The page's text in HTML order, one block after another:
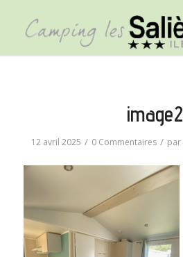
image2
12 avril 2025 / 0 Commentaires / par